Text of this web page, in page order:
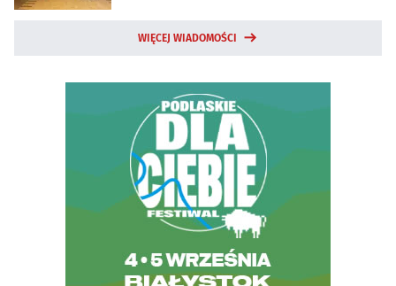
WIĘCEJ WIADOMOŚCI